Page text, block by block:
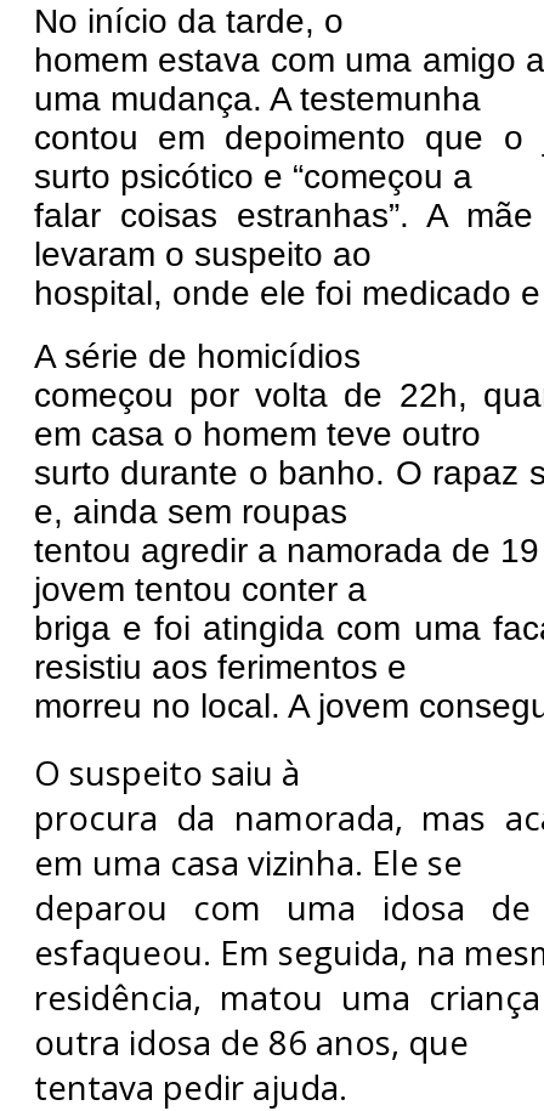
No início da tarde, o
homem estava com uma amigo
uma mudança. A testemunha
contou em depoimento que o
surto psicótico e “começou a
falar coisas estranhas”. A
levaram o suspeito ao
hospital, onde ele foi medicado
A série de homicídios
começou por volta de 22h,
em casa o homem teve outro
surto durante o banho. O rapaz
e, ainda sem roupas
tentou agredir a namorada de
jovem tentou conter a
briga e foi atingida com uma
resistiu aos ferimentos e
morreu no local. A jovem
O suspeito saiu à
procura da namorada, mas
em uma casa vizinha. Ele se
deparou com uma idosa
esfaqueou. Em seguida, na
residência, matou uma
outra idosa de 86 anos, que
tentava pedir ajuda.